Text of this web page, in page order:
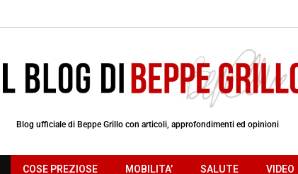
Blog ufficiale di Beppe Grillo con articoli, approfondimenti ed opinioni
COSE PREZIOSE MOBILITA’ SALUTE VIDEO